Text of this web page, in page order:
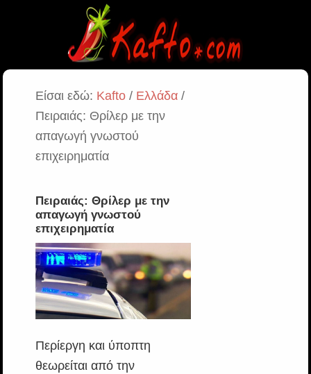
Είσαι εδώ: Kafto/ Ελλάδα/
Πειραιάς: Θρίλερ με την
απαγωγή γνωστού
επιχειρηματία
Πειραιάς: Θρίλερ με την
απαγωγή γνωστού
επιχειρηματία
Περίεργη και ύποπτη
θεωρείται από την